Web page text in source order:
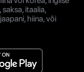
itaalia,
hiina, või